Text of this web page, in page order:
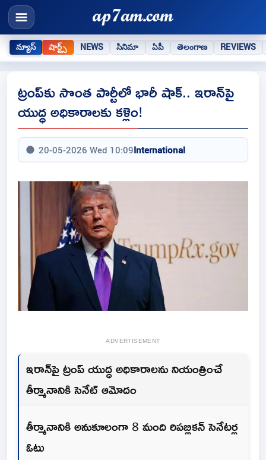
న్యూస్ షార్ట్స్ NEWS సినిమా ఏపీ తెలంగాణ REVIEWS
ట్రంప్‌కు సొంత పార్టీలో భారీ షాక్.. ఇరాన్‌పై
యుద్ధ అధికారాలకు కళ్లెం!
20-05-2026 Wed 10:09International
ADVERTISEMENT
ఇరాన్‌పై ట్రంప్ యుద్ధ అధికారాలను నియంత్రించే
తీర్మానానికి సెనేట్ ఆమోదం
తీర్మానానికి అనుకూలంగా 8 మంది రిపబ్లికన్ సెనేటర్ల
ఓటు